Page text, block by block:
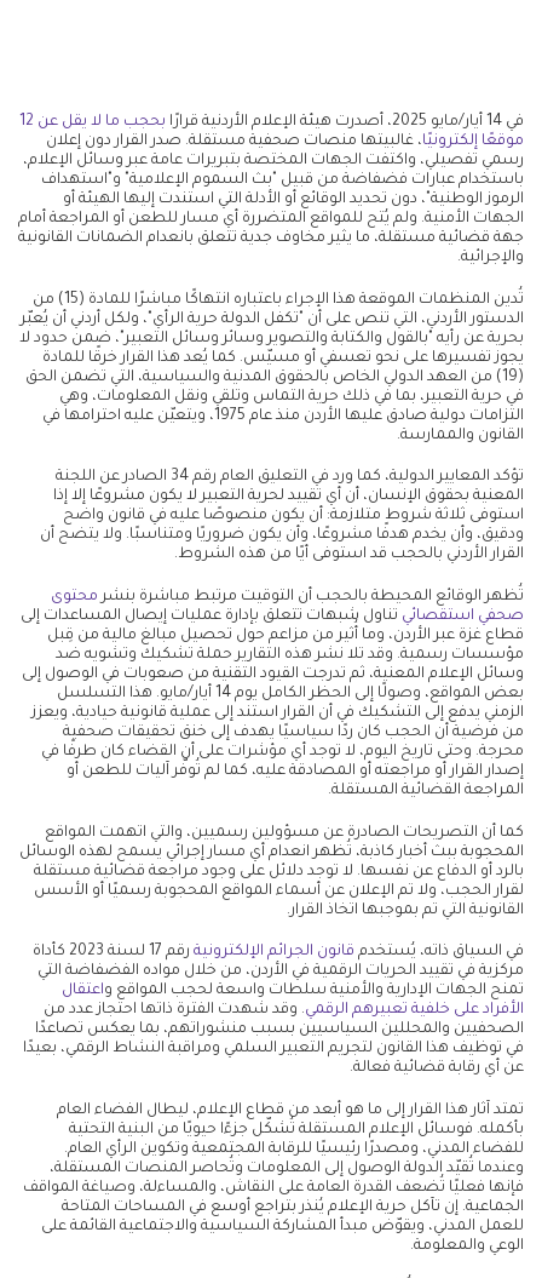
في 14 أيار/مايو 2025، أصدرت هيئة الإعلام الأردنية قرارًا
بحجب ما لا يقل عن 12
موقعًا إلكترونيًا، غالبيتها منصات صحفية مستقلة. صدر القرار دون إعلان
رسمي تفصيلي، واكتفت الجهات المختصة بتبريرات عامة عبر وسائل الإعلام،
باستخدام عبارات فضفاضة من قبيل "بث السموم الإعلامية" و"استهداف
الرموز الوطنية"، دون تحديد الوقائع أو الأدلة التي استندت إليها الهيئة أو
الجهات الأمنية. ولم يُتح للمواقع المتضررة أي مسار للطعن أو المراجعة أمام
جهة قضائية مستقلة، ما يثير مخاوف جدية تتعلق بانعدام الضمانات القانونية
والإجرائية.
تُدين المنظمات الموقعة هذا الإجراء باعتباره انتهاكًا مباشرًا للمادة (15) من
الدستور الأردني، التي تنص على أن "تكفل الدولة حرية الرأي"، ولكل أردني أن يُعبّر
بحرية عن رأيه "بالقول والكتابة والتصوير وسائر وسائل التعبير"، ضمن حدود لا
يجوز تفسيرها على نحو تعسفي أو مسيّس. كما يُعد هذا القرار خرقًا للمادة
(19) من العهد الدولي الخاص بالحقوق المدنية والسياسية، التي تضمن الحق
في حرية التعبير، بما في ذلك حرية التماس وتلقي ونقل المعلومات، وهي
التزامات دولية صادق عليها الأردن منذ عام 1975، ويتعيّن عليه احترامها في
القانون والممارسة.
تؤكد المعايير الدولية، كما ورد في التعليق العام رقم 34 الصادر عن اللجنة
المعنية بحقوق الإنسان، أن أي تقييد لحرية التعبير لا يكون مشروعًا إلا إذا
استوفى ثلاثة شروط متلازمة: أن يكون منصوصًا عليه في قانون واضح
ودقيق، وأن يخدم هدفًا مشروعًا، وأن يكون ضروريًا ومتناسبًا. ولا يتضح أن
القرار الأردني بالحجب قد استوفى أيًا من هذه الشروط.
تُظهر الوقائع المحيطة بالحجب أن التوقيت مرتبط مباشرة بنشر محتوى
صحفي استقصائي تناول شبهات تتعلق بإدارة عمليات إيصال المساعدات إلى
قطاع غزة عبر الأردن، وما أُثير من مزاعم حول تحصيل مبالغ مالية من قِبل
مؤسسات رسمية. وقد تلا نشر هذه التقارير حملة تشكيك وتشويه ضد
وسائل الإعلام المعنية، ثم تدرجت القيود التقنية من صعوبات في الوصول إلى
بعض المواقع، وصولًا إلى الحظر الكامل يوم 14 أيار/مايو. هذا التسلسل
الزمني يدفع إلى التشكيك في أن القرار استند إلى عملية قانونية حيادية، ويعزز
من فرضية أن الحجب كان ردًا سياسيًا يهدف إلى خنق تحقيقات صحفية
محرجة. وحتى تاريخ اليوم، لا توجد أي مؤشرات على أن القضاء كان طرفًا في
إصدار القرار أو مراجعته أو المصادقة عليه، كما لم تُوفّر آليات للطعن أو
المراجعة القضائية المستقلة.
كما أن التصريحات الصادرة عن مسؤولين رسميين، والتي اتهمت المواقع
المحجوبة ببث أخبار كاذبة، تُظهر انعدام أي مسار إجرائي يسمح لهذه الوسائل
بالرد أو الدفاع عن نفسها. لا توجد دلائل على وجود مراجعة قضائية مستقلة
لقرار الحجب، ولا تم الإعلان عن أسماء المواقع المحجوبة رسميًا أو الأسس
القانونية التي تم بموجبها اتخاذ القرار.
في السياق ذاته، يُستخدم قانون الجرائم الإلكترونية
رقم 17 لسنة 2023 كأداة
مركزية في تقييد الحريات الرقمية في الأردن، من خلال مواده الفضفاضة التي
تمنح الجهات الإدارية والأمنية سلطات واسعة لحجب المواقع واعتقال
الأفراد على خلفية تعبيرهم الرقمي. وقد شهدت الفترة ذاتها احتجاز عدد من
الصحفيين والمحللين السياسيين بسبب منشوراتهم، بما يعكس تصاعدًا
في توظيف هذا القانون لتجريم التعبير السلمي ومراقبة النشاط الرقمي، بعيدًا
عن أي رقابة قضائية فعالة.
تمتد آثار هذا القرار إلى ما هو أبعد من قطاع الإعلام، ليطال الفضاء العام
بأكمله. فوسائل الإعلام المستقلة تُشكّل جزءًا حيويًا من البنية التحتية
للفضاء المدني، ومصدرًا رئيسيًا للرقابة المجتمعية وتكوين الرأي العام.
وعندما تُقيّد الدولة الوصول إلى المعلومات وتُحاصر المنصات المستقلة،
فإنها فعليًا تُضعف القدرة العامة على النقاش، والمساءلة، وصياغة المواقف
الجماعية. إن تآكل حرية الإعلام يُنذر بتراجع أوسع في المساحات المتاحة
للعمل المدني، ويقوّض مبدأ المشاركة السياسية والاجتماعية القائمة على
الوعي والمعلومة.